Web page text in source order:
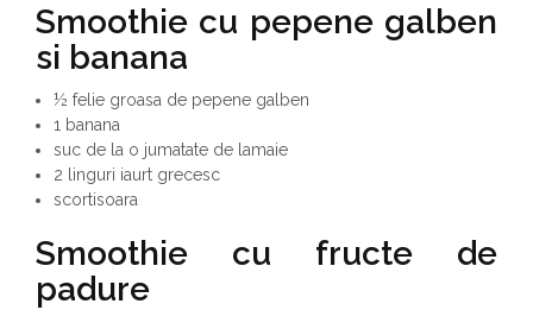
Smoothie cu pepene galben
si banana
½ felie groasa de pepene galben
1 banana
suc de la o jumatate de lamaie
2 linguri iaurt grecesc
scortisoara
Smoothie cu fructe de
padure